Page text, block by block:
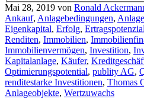
Mai 28, 2019 von Ronald
Ankauf, Anlagebedingungen,
Eigenkapital, Erfolg, Ertragspotenzial
Renditen, Immobilien,
Immobilienvermögen, Investition,
Kapitalanlage, Käufer,
Optimierungspotential, publity AG,
renditestarke Investitionen, Thomas
Anlageobjekte, Wertzuwachs